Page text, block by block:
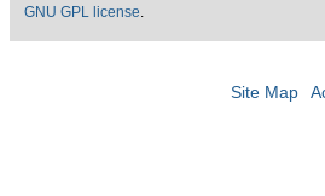
GNU GPL license
Site Map